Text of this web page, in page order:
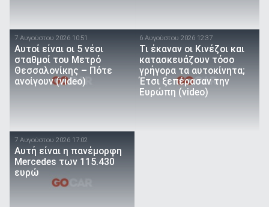
7 Αυγούστου 2026 10:51
Αυτοί είναι οι 5 νέοι
σταθμοί του Μετρό
Θεσσαλονίκης – Πότε
ανοίγουν (video)
6 Αυγούστου 2026 12:37
Τι έκαναν οι Κινέζοι και
κατασκευάζουν τόσο
γρήγορα τα αυτοκίνητα;
Έτσι ξεπέρασαν την
Ευρώπη (video)
7 Αυγούστου 2026 17:02
Αυτή είναι η πανέμορφη
Mercedes των 115.430
ευρώ